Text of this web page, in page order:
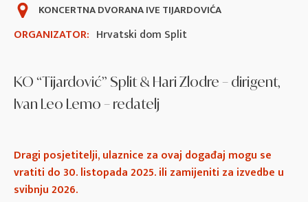
ORGANIZATOR: Hrvatski dom Split
KONCERTNA DVORANA IVE TIJARDOVIĆA
KO “Tijardović” Split & Hari Zlodre – dirigent,
Ivan Leo Lemo – redatelj
Dragi posjetitelji, ulaznice za ovaj događaj mogu se
vratiti do 30. listopada 2025. ili zamijeniti za izvedbe u
svibnju 2026.